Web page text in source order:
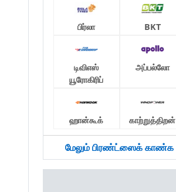
பிர்லா BKT
டிவிஎஸ்
யூரோகிரிப்
அப்பல்லோ
ஹான்கூக் காற்றுத்திறன்
மேலும் பிரண்ட்ஸைக் காண்க